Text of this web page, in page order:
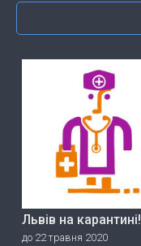
Львів на карантині!
до 22 травня 2020